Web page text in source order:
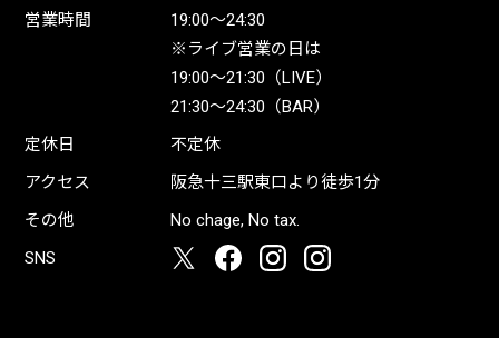
営業時間
19:00〜24:30
※ライブ営業の日は
19:00〜21:30（LIVE）
21:30〜24:30（BAR）
定休日
不定休
アクセス
阪急十三駅東口より徒歩1分
その他
No chage, No tax.
SNS